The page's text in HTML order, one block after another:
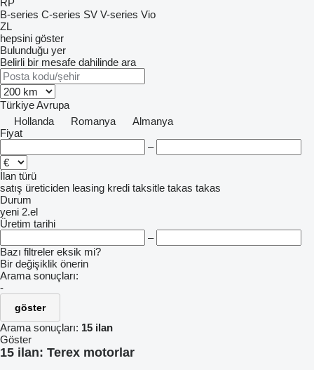
RP
B-series C-series SV V-series Vio
ZL
hepsini göster
Bulunduğu yer
Belirli bir mesafe dahilinde ara
TürkiyeAvrupa
Hollanda
Romanya
Almanya
Fiyat
–
İlan türü
satış üreticiden leasing kredi taksitle takas takas
Durum
yeni 2.el
Üretim tarihi
–
Bazı filtreler eksik mi?
Bir değişiklik önerin
Arama sonuçları:
-
göster
Arama sonuçları: 15 ilan
Göster
15 ilan: Terex motorlar